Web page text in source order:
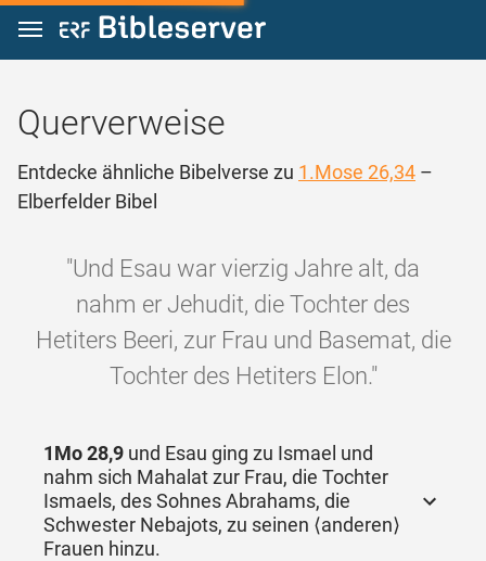
Zum Inhalt springen
Querverweise
Entdecke ähnliche Bibelverse zu 1.Mose 26,34 –
Elberfelder Bibel
"Und Esau war vierzig Jahre alt, da
nahm er Jehudit, die Tochter des
Hetiters Beeri, zur Frau und Basemat, die
Tochter des Hetiters Elon."
1Mo 28,9 und Esau ging zu Ismael und
nahm sich Mahalat zur Frau, die Tochter
Ismaels, des Sohnes Abrahams, die
Schwester Nebajots, zu seinen ⟨anderen⟩
Frauen hinzu.